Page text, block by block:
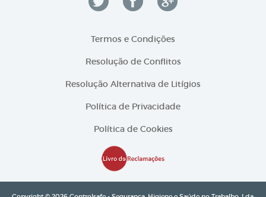
Termos e Condições
Resolução de Conflitos
Resolução Alternativa de Litígios
Política de Privacidade
Política de Cookies